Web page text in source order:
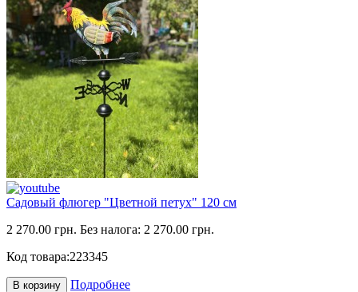
Садовый флюгер "Цветной петух" 120 см
2 270.00 грн. Без налога: 2 270.00 грн.
Код товара:223345
В корзину
Подробнее